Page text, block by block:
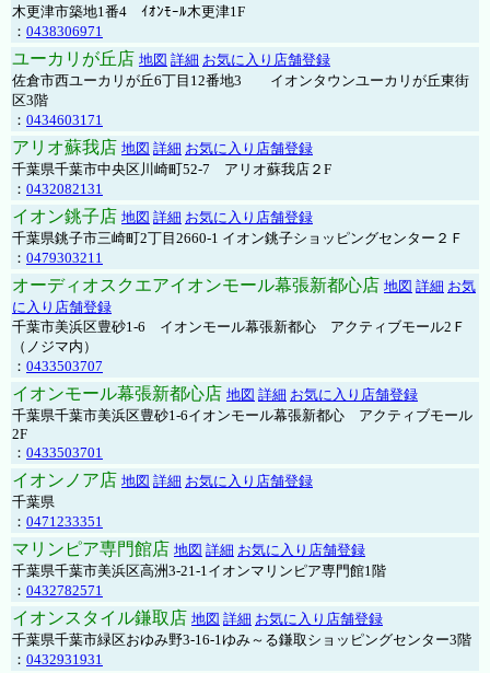
木更津市築地1番4 ｲｵﾝﾓｰﾙ木更津1F
： 0438306971
ユーカリが丘店 地図 詳細 お気に入り店舗登録
佐倉市西ユーカリが丘6丁目12番地3 イオンタウンユーカリが丘東街
区3階
： 0434603171
アリオ蘇我店 地図 詳細 お気に入り店舗登録
千葉県千葉市中央区川崎町52-7 アリオ蘇我店２F
： 0432082131
イオン銚子店 地図 詳細 お気に入り店舗登録
千葉県銚子市三崎町2丁目2660-1 イオン銚子ショッピングセンター２Ｆ
： 0479303211
オーディオスクエアイオンモール幕張新都心店 地図 詳細 お気
に入り店舗登録
千葉市美浜区豊砂1-6 イオンモール幕張新都心 アクティブモール2Ｆ
（ノジマ内）
： 0433503707
イオンモール幕張新都心店 地図 詳細 お気に入り店舗登録
千葉県千葉市美浜区豊砂1-6イオンモール幕張新都心 アクティブモール
2F
： 0433503701
イオンノア店 地図 詳細 お気に入り店舗登録
千葉県
： 0471233351
マリンピア専門館店 地図 詳細 お気に入り店舗登録
千葉県千葉市美浜区高洲3-21-1イオンマリンピア専門館1階
： 0432782571
イオンスタイル鎌取店 地図 詳細 お気に入り店舗登録
千葉県千葉市緑区おゆみ野3-16-1ゆみ～る鎌取ショッピングセンター3階
： 0432931931